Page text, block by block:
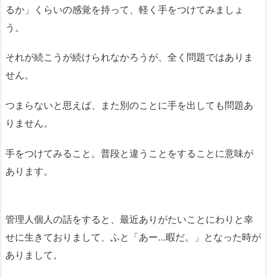
るか」くらいの感覚を持って、軽く手をつけてみましょ
う。
それが続こうが続けられなかろうが、全く問題ではありま
せん。
つまらないと思えば、また別のことに手を出しても問題あ
りません。
手をつけてみること。普段と違うことをすることに意味が
あります。
管理人個人の話をすると、最近ありがたいことにわりと幸
せに生きておりまして、ふと「あー…暇だ。」となった時が
ありまして。